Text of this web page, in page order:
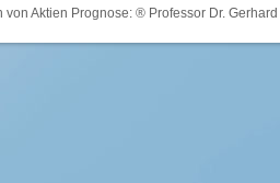
von Aktien Prognose: ® Professor Dr.